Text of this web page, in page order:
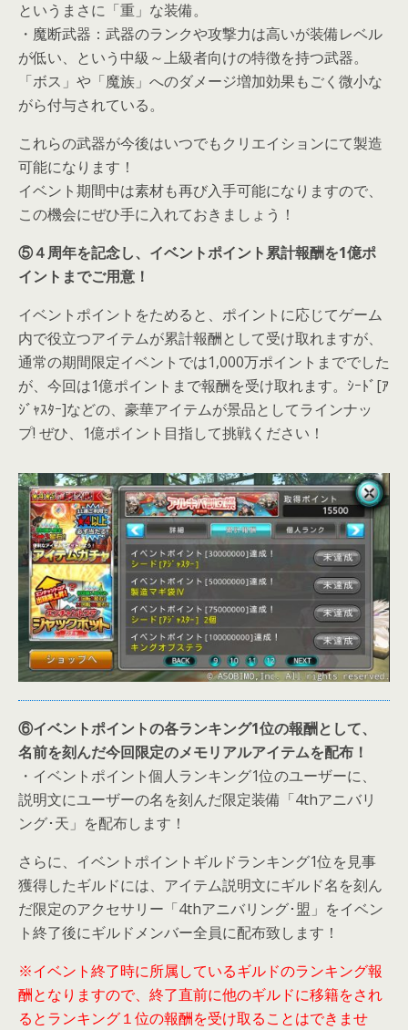
というまさに「重」な装備。
・魔断武器：武器のランクや攻撃力は高いが装備レベル
が低い、という中級～上級者向けの特徴を持つ武器。
「ボス」や「魔族」へのダメージ増加効果もごく微小な
がら付与されている。
これらの武器が今後はいつでもクリエイションにて製造
可能になります！
イベント期間中は素材も再び入手可能になりますので、
この機会にぜひ手に入れておきましょう！
⑤４周年を記念し、イベントポイント累計報酬を1億ポ
イントまでご用意！
イベントポイントをためると、ポイントに応じてゲーム
内で役立つアイテムが累計報酬として受け取れますが、
通常の期間限定イベントでは1,000万ポイントまででした
が、今回は1億ポイントまで報酬を受け取れます。ｼｰﾄﾞ[ｱ
ｼﾞｬｽﾀｰ]などの、豪華アイテムが景品としてラインナッ
プ! ぜひ、1億ポイント目指して挑戦ください！
⑥イベントポイントの各ランキング1位の報酬として、
名前を刻んだ今回限定のメモリアルアイテムを配布！
・イベントポイント個人ランキング1位のユーザーに、
説明文にユーザーの名を刻んだ限定装備「4thアニバリ
ング･天」を配布します！
さらに、イベントポイントギルドランキング1位を見事
獲得したギルドには、アイテム説明文にギルド名を刻ん
だ限定のアクセサリー「4thアニバリング･盟」をイベン
ト終了後にギルドメンバー全員に配布致します！
※イベント終了時に所属しているギルドのランキング報
酬となりますので、終了直前に他のギルドに移籍をされ
るとランキング１位の報酬を受け取ることはできませ